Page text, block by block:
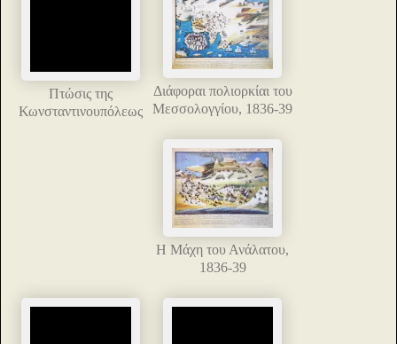
Πτώσις της
Κωνσταντινουπόλεως
Διάφοραι πολιορκίαι του
Μεσσολογγίου, 1836-39
Η Μάχη του Ανάλατου,
1836-39